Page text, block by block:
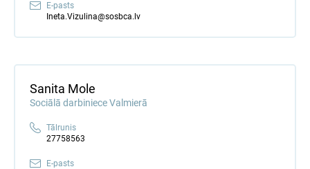
E-pasts
Ineta.Vizulina@sosbca.lv
Sanita Mole
Sociālā darbiniece Valmierā
Tālrunis
27758563
E-pasts